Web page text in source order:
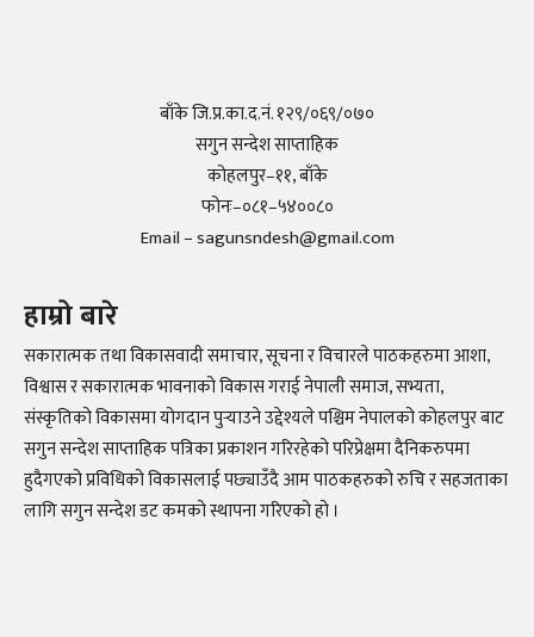
बाँके जि.प्र.का.द.नं. १२९/०६९/०७०
सगुन सन्देश साप्ताहिक
कोहलपुर–११, बाँके
फोनः–०८१–५४००८०
Email – sagunsndesh@gmail.com
हाम्रो बारे
सकारात्मक तथा विकासवादी समाचार, सूचना र विचारले पाठकहरुमा आशा,
विश्वास र सकारात्मक भावनाको विकास गराई नेपाली समाज, सभ्यता,
संस्कृतिको विकासमा योगदान पुर्‍याउने उद्देश्यले पश्चिम नेपालको कोहलपुर बाट
सगुन सन्देश साप्ताहिक पत्रिका प्रकाशन गरिरहेको परिप्रेक्षमा दैनिकरुपमा
हुदैगएको प्रविधिको विकासलाई पछ्याउँदै आम पाठकहरुको रुचि र सहजताका
लागि सगुन सन्देश डट कमको स्थापना गरिएको हो ।